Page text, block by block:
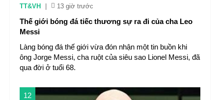
TT&VH 13 giờ trước
Thế giới bóng đá tiếc thương sự ra đi của cha Leo
Messi
Làng bóng đá thế giới vừa đón nhận một tin buồn khi
ông Jorge Messi, cha ruột của siêu sao Lionel Messi, đã
qua đời ở tuổi 68.
12